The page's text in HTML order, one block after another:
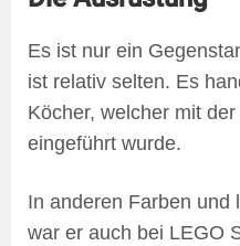
Es ist nur ein
ist relativ selten. Es
Köcher, welcher mit
eingeführt wurde.
In anderen Farben und
war er auch bei LEGO